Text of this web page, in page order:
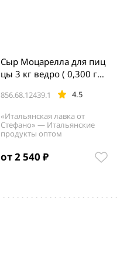
от 2 540 ₽
856.68.12439.1 4.5
Сыр Моцарелла для пиц
цы 3 кг ведро ( 0,300 гр
«Итальянская лавка от
Стефано» — Итальянские
продукты оптом